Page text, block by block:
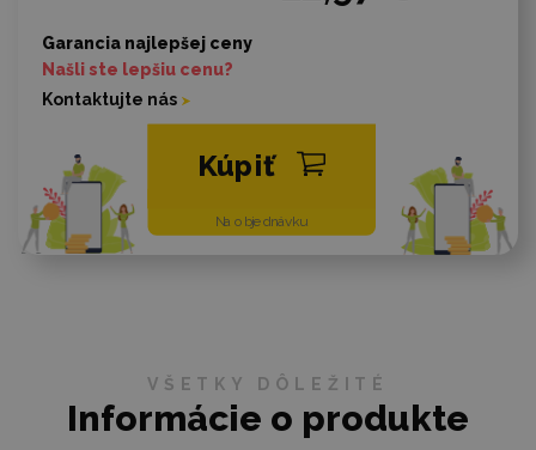
Na objednávku
Kúpiť
Garancia najlepšej ceny
Našli ste lepšiu cenu?
Kontaktujte nás
VŠETKY DÔLEŽITÉ
Informácie o produkte